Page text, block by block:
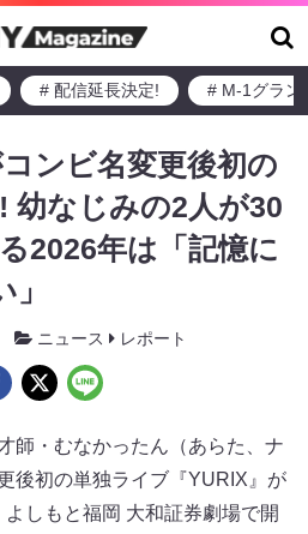
# 配信延長決定! # M-1グラン
ンビ名変更後初の
幼なじみの2人が30
2026年は「記憶に
ニュース レポート
師・むなかったん（あらた、ナ
後初の単独ライブ『YURIX』が
しもと福岡 大和証券劇場で開